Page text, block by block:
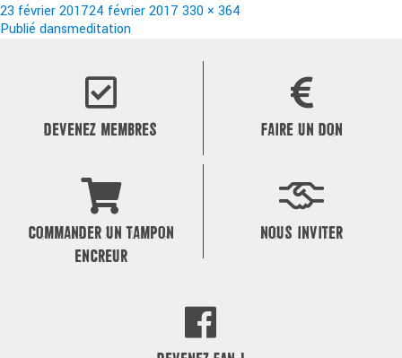
Publié
le
23 février 201724 février 2017 Taille
330 × 364
Navigation
Publié dansmeditation
DEVENEZ MEMBRES FAIRE UN DON
COMMANDER UN TAMPON
ENCREUR
NOUS INVITER